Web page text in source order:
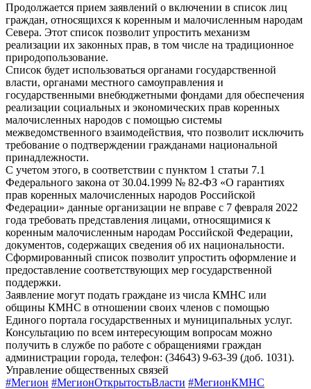
Продолжается прием заявлений о включении в список лиц
граждан, относящихся к коренным и малочисленным народам
Севера. Этот список позволит упростить механизм
реализации их законных прав, в том числе на традиционное
природопользование.
Список будет использоваться органами государственной
власти, органами местного самоуправления и
государственными внебюджетными фондами для обеспечения
реализации социальных и экономических прав коренных
малочисленных народов с помощью системы
межведомственного взаимодействия, что позволит исключить
требование о подтверждении гражданами национальной
принадлежности.
С учетом этого, в соответствии с пунктом 1 статьи 7.1
Федерального закона от 30.04.1999 № 82-ФЗ «О гарантиях
прав коренных малочисленных народов Российской
Федерации» данные организации не вправе с 7 февраля 2022
года требовать представления лицами, относящимися к
коренным малочисленным народам Российской Федерации,
документов, содержащих сведения об их национальности.
Сформированный список позволит упростить оформление и
предоставление соответствующих мер государственной
поддержки.
Заявление могут подать граждане из числа КМНС или
общины КМНС в отношении своих членов с помощью
Единого портала государственных и муниципальных услуг.
Консультацию по всем интересующим вопросам можно
получить в службе по работе с обращениями граждан
администрации города, телефон: (34643) 9-63-39 (доб. 1031).
Управление общественных связей
#Мегион #МегионОткрытостьВласти #МегионКМНС